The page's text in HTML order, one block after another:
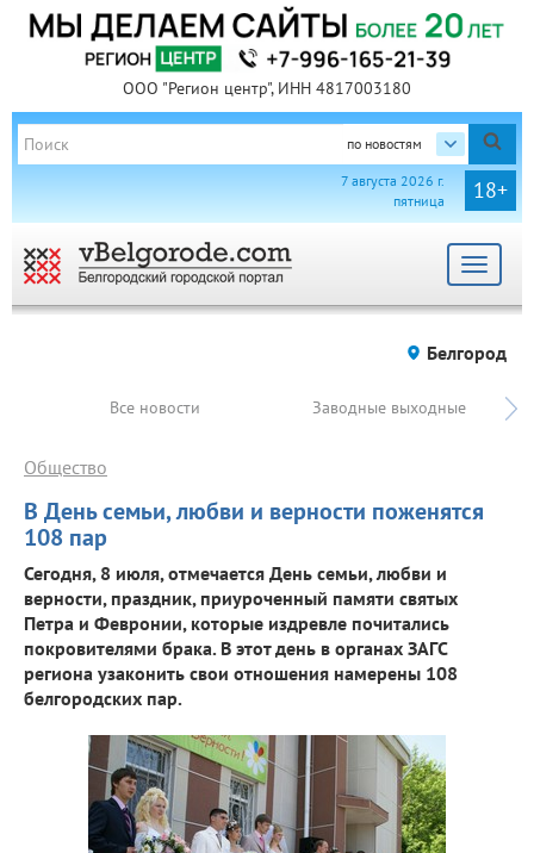
ООО "Регион центр", ИНН 4817003180
по новостям
18+
7 августа 2026 г.
пятница
Toggle
Белгород
Все новости Заводные выходные
В День семьи, любви и верности поженятся
108 пар
Общество
Сегодня, 8 июля, отмечается День семьи, любви и
верности, праздник, приуроченный памяти святых
Петра и Февронии, которые издревле почитались
покровителями брака. В этот день в органах ЗАГС
региона узаконить свои отношения намерены 108
белгородских пар.